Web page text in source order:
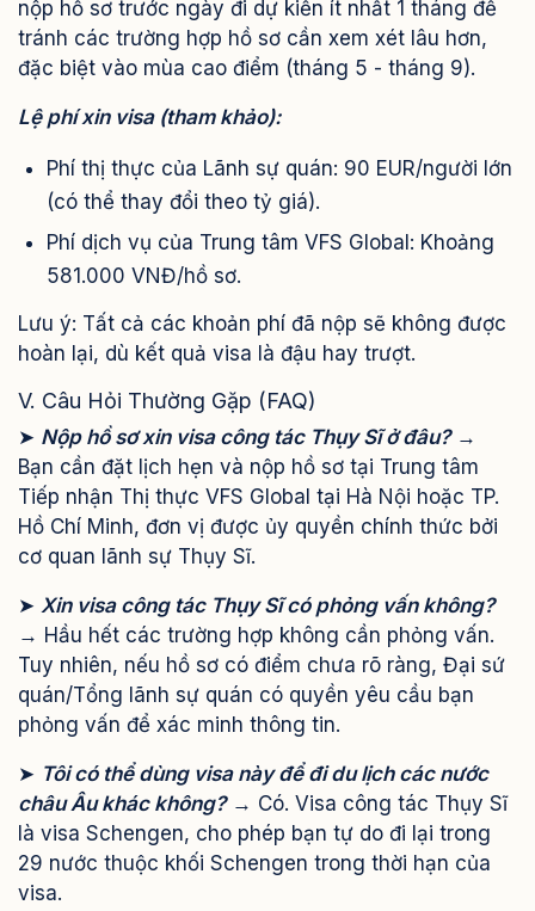
nộp hồ sơ trước ngày đi dự kiến ít nhất 1 tháng để
tránh các trường hợp hồ sơ cần xem xét lâu hơn,
đặc biệt vào mùa cao điểm (tháng 5 - tháng 9).
Lệ phí xin visa (tham khảo):
Phí thị thực của Lãnh sự quán: 90 EUR/người lớn
(có thể thay đổi theo tỷ giá).
Phí dịch vụ của Trung tâm VFS Global: Khoảng
581.000 VNĐ/hồ sơ.
Lưu ý: Tất cả các khoản phí đã nộp sẽ không được
hoàn lại, dù kết quả visa là đậu hay trượt.
V. Câu Hỏi Thường Gặp (FAQ)
➤ Nộp hồ sơ xin visa công tác Thụy Sĩ ở đâu?→
Bạn cần đặt lịch hẹn và nộp hồ sơ tại Trung tâm
Tiếp nhận Thị thực VFS Global tại Hà Nội hoặc TP.
Hồ Chí Minh, đơn vị được ủy quyền chính thức bởi
cơ quan lãnh sự Thụy Sĩ.
➤ Xin visa công tác Thụy Sĩ có phỏng vấn không?
→ Hầu hết các trường hợp không cần phỏng vấn.
Tuy nhiên, nếu hồ sơ có điểm chưa rõ ràng, Đại sứ
quán/Tổng lãnh sự quán có quyền yêu cầu bạn
phỏng vấn để xác minh thông tin.
➤ Tôi có thể dùng visa này để đi du lịch các nước
châu Âu khác không?→ Có. Visa công tác Thụy Sĩ
là visa Schengen, cho phép bạn tự do đi lại trong
29 nước thuộc khối Schengen trong thời hạn của
visa.